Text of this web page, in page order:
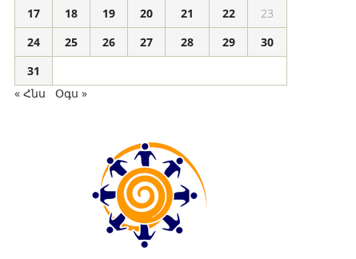
17
18 19 20 21 22
23
24
25 26 27 28 29
30
31
« Հնս
Օգս »